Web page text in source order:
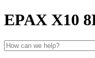
EPAX X10